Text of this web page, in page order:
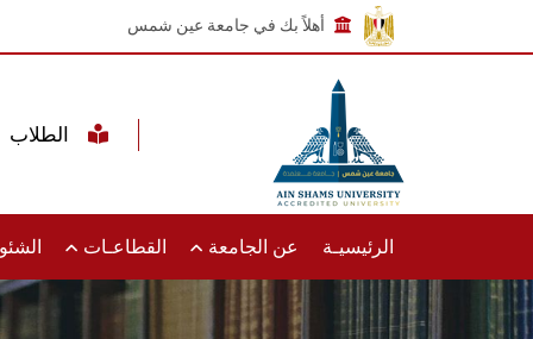
أهلاً بك في جامعة عين شمس
الرئيسيـة عن الجامعة القطاعـات